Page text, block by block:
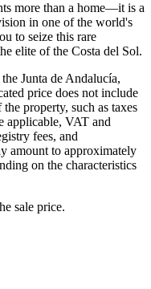
more than a home—it is a
in one of the world's
to seize this rare
elite of the Costa del Sol.
Junta de Andalucía,
price does not include
property, such as taxes
applicable, VAT and
fees, and
‌amount ‌to approximately
‌on ‌the ‌characteristics
‌sale ‌price.